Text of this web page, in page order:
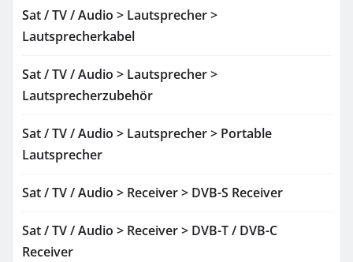
Sat / TV / Audio > Lautsprecher >
Lautsprecherkabel
Sat / TV / Audio > Lautsprecher >
Lautsprecherzubehör
Sat / TV / Audio > Lautsprecher > Portable
Lautsprecher
Sat / TV / Audio > Receiver > DVB-S Receiver
Sat / TV / Audio > Receiver > DVB-T / DVB-C
Receiver